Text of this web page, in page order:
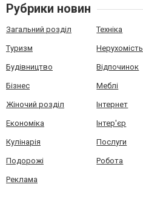
Рубрики новин
Загальний розділ Техніка
Туризм Нерухомість
Будівництво Відпочинок
Бізнес Меблі
Жіночий розділ Інтернет
Економіка Інтер'єр
Кулінарія Послуги
Подорожі Робота
Реклама